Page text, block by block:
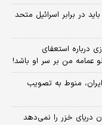
در برابر اسرائیل متحد
درباره استعفای
عمامه من بر سر او باشد!
منوط به تصویب
دریای خزر را نمی‌دهد